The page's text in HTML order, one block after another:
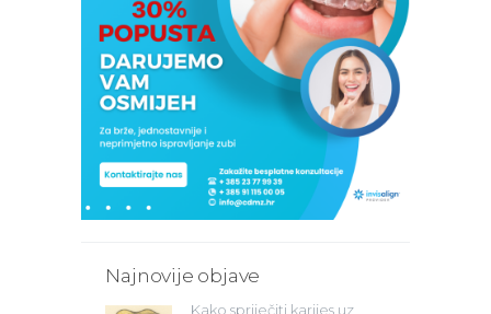
Najnovije objave
Kako spriječiti karijes uz